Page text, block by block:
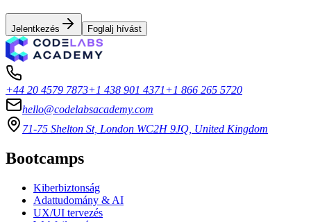
Jelentkezés Foglalj hívást
+44 20 4579 7873+1 438 901 4371+1 866 265 5720
hello@codelabsacademy.com
71-75 Shelton St, London WC2H 9JQ, United Kingdom
Bootcamps
Kiberbiztonság
Adattudomány & AI
UX/UI tervezés